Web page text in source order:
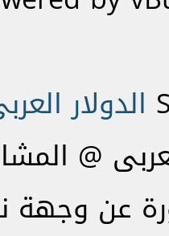
الدولار
@
عن وجهة